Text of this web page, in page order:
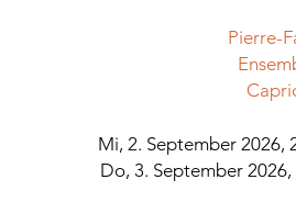
Pierre-
Mi, 2. September 2026,
​Do, 3. September